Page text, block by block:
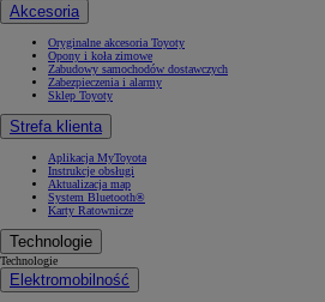
Akcesoria
Oryginalne akcesoria Toyoty
Opony i koła zimowe
Zabudowy samochodów dostawczych
Zabezpieczenia i alarmy
Sklep Toyoty
Strefa klienta
Aplikacja MyToyota
Instrukcje obsługi
Aktualizacja map
System Bluetooth®
Karty Ratownicze
Technologie
Technologie
Elektromobilność